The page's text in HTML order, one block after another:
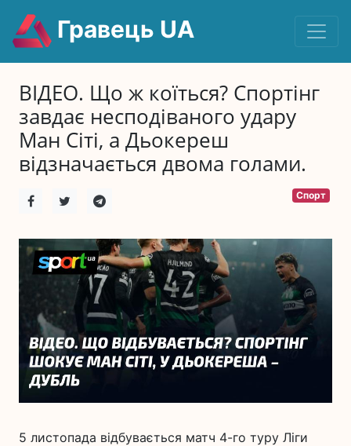
Гравець UA
ВІДЕО. Що ж коїться? Спортінг
завдає несподіваного удару
Ман Сіті, а Дьокереш
відзначається двома голами.
Спорт
5 листопада відбувається матч 4-го туру Ліги